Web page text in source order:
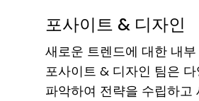
포사이트 & 디자인
새로운 트렌드에 대한 내
포사이트 & 디자인 팀은
파악하여 전략을 수립하고